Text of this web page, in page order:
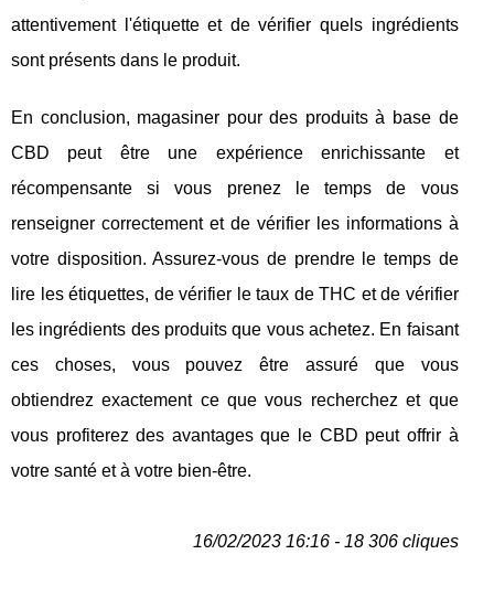
attentivement l'étiquette et de vérifier quels ingrédients
sont présents dans le produit.
En conclusion, magasiner pour des produits à base de
CBD peut être une expérience enrichissante et
récompensante si vous prenez le temps de vous
renseigner correctement et de vérifier les informations à
votre disposition. Assurez-vous de prendre le temps de
lire les étiquettes, de vérifier le taux de THC et de vérifier
les ingrédients des produits que vous achetez. En faisant
ces choses, vous pouvez être assuré que vous
obtiendrez exactement ce que vous recherchez et que
vous profiterez des avantages que le CBD peut offrir à
votre santé et à votre bien-être.
16/02/2023 16:16 - 18 306 cliques